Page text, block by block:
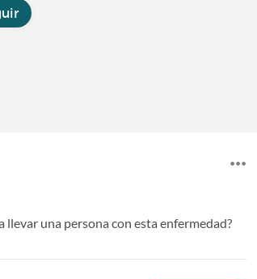
una persona con esta enfermedad?